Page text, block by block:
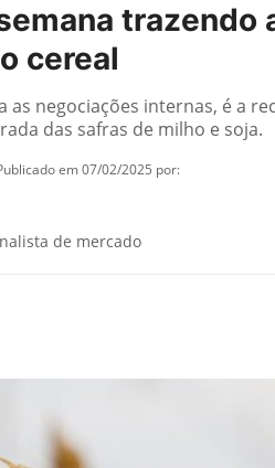
trazendo
cereal
negociações internas, é a
das safras de milho e soja.
em 07/02/2025 por:
de mercado